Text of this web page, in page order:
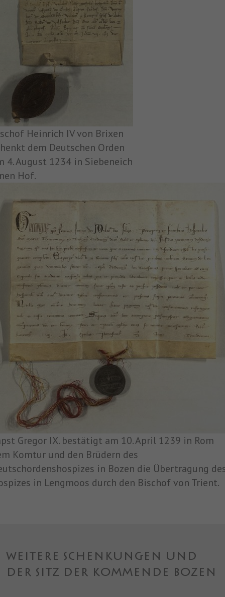
Heinrich IV von Brixen
dem Deutschen Orden
4. August 1234 in Siebeneich
Hof.
Gregor IX. bestätigt am 10. April 1239 in Rom
Komtur und den Brüdern des
in Bozen die Übertragung
in Lengmoos durch den Bischof von Trient.
WEITERE SCHENKUNGEN UND
DER SITZ DER KOMMENDE BOZEN